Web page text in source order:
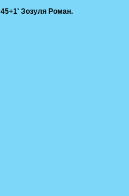
45+1' Зозуля Роман.